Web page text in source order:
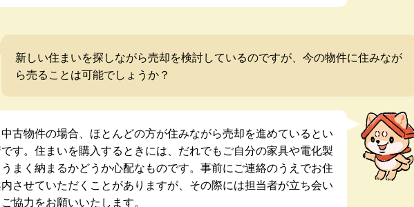
新しい住まいを探しながら売却を検討しているのですが、今の物件に住みなが
ら売ることは可能でしょうか？
古物件の場合、ほとんどの方が住みながら売却を進めているとい
す。住まいを購入するときには、だれでもご自分の家具や電化製
まく納まるかどうか心配なものです。事前にご連絡のうえでお住
させていただくことがありますが、その際には担当者が立ち会い
協力をお願いいたします。